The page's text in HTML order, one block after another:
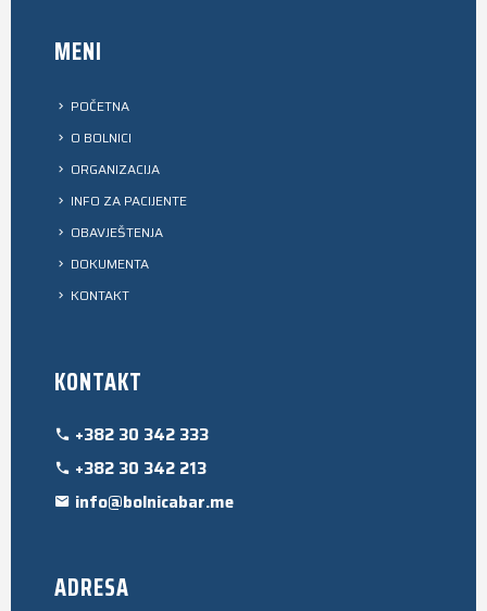
MENI
POČETNA
O BOLNICI
ORGANIZACIJA
INFO ZA PACIJENTE
OBAVJEŠTENJA
DOKUMENTA
KONTAKT
KONTAKT
+382 30 342 333
+382 30 342 213
info@bolnicabar.me
ADRESA